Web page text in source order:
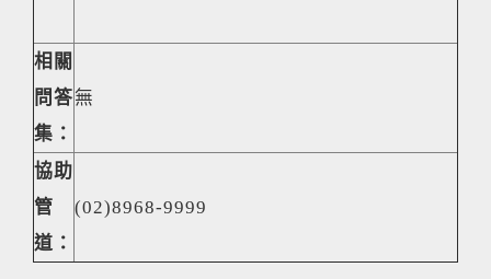
相關
問答
集：
無
協助
管
道：
(02)8968-9999